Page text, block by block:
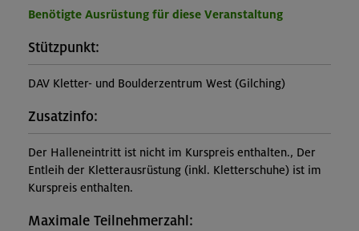
Benötigte Ausrüstung für diese Veranstaltung
Stützpunkt:
DAV Kletter- und Boulderzentrum West (Gilching)
Zusatzinfo:
Der Halleneintritt ist nicht im Kurspreis enthalten., Der
Entleih der Kletterausrüstung (inkl. Kletterschuhe) ist im
Kurspreis enthalten.
Maximale Teilnehmerzahl: